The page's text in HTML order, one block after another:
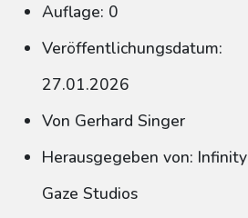
Auflage: 0
Veröffentlichungsdatum:
27.01.2026
Von Gerhard Singer
Herausgegeben von: Infinity
Gaze Studios